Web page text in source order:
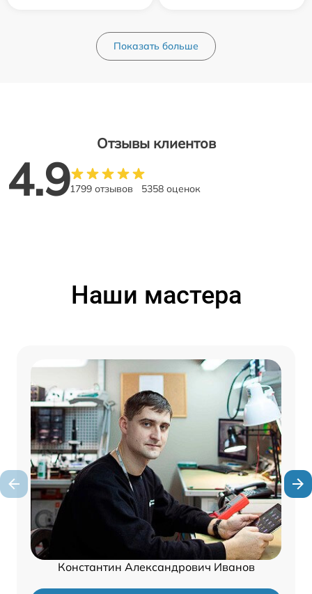
Показать больше
Отзывы клиентов
4.91799 отзывов 5358 оценок
Наши мастера
Константин Александрович Иванов